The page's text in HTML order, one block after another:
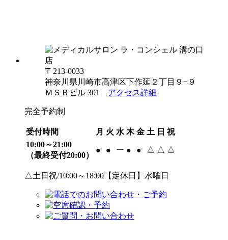
〒213-0033
神奈川県川崎市高津区下作延２丁目９−９
ＭＳＢビル 301 アクセス詳細
完全予約制
受付時間 月 火 水 木 金 土 日 祝
10:00～21:00
（最終受付20:00）
● ● ー ● ● △ △ △
△土日祝/10:00～18:00【定休日】水曜日